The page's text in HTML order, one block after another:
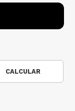
CALCULAR